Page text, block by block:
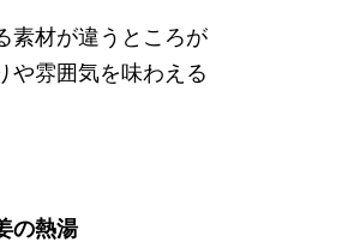
素材が違うところが
や雰囲気を味わえる
の熱湯